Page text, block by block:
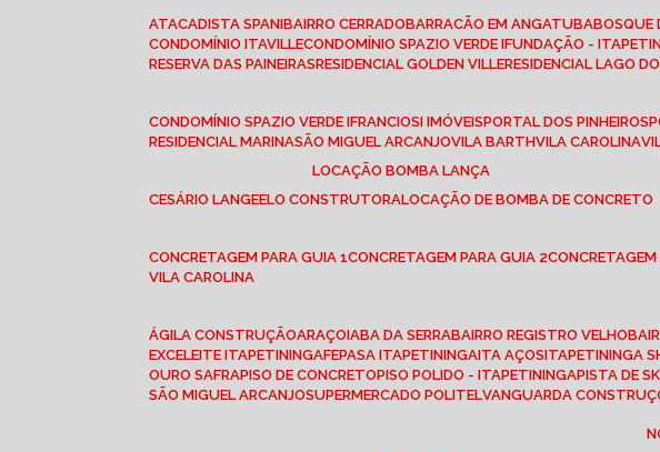
ATACADISTA SPANI BAIRRO CERRADO BARRACÃO EM ANGATUBA
CONDOMÍNIO ITAVILLE CONDOMÍNIO SPAZIO VERDE I FUNDAÇÃO -
RESERVA DAS PAINEIRAS RESIDENCIAL GOLDEN VILLE RESIDENCIAL LAGO
CONDOMÍNIO SPAZIO VERDE I FRANCIOSI IMÓVEIS PORTAL DOS PINHEIROS
RESIDENCIAL MARINA SÃO MIGUEL ARCANJO VILA BARTH VILA CAROLINA
LOCAÇÃO BOMBA LANÇA
CESÁRIO LANGE ELO CONSTRUTORA LOCAÇÃO DE BOMBA DE CONCRETO
CONCRETAGEM PARA GUIA 1 CONCRETAGEM PARA GUIA 2
VILA CAROLINA
ÁGILA CONSTRUÇÃO ARAÇOIABA DA SERRA BAIRRO REGISTRO VELHO
EXCELEITE ITAPETININGA FEPASA ITAPETININGA ITA AÇOS ITAPETININGA
OURO SAFRA PISO DE CONCRETO PISO POLIDO - ITAPETININGA PISTA DE
SÃO MIGUEL ARCANJO SUPERMERCADO POLITEL VANGUARDA